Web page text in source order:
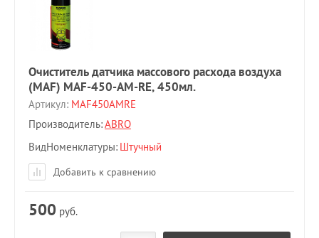
Очиститель датчика массового расхода воздуха
(MAF) MAF-450-AM-RE, 450мл.
Артикул: MAF450AMRE
Производитель:ABRO
ВидНоменклатуры Штучный
Добавить к сравнению
500 руб.